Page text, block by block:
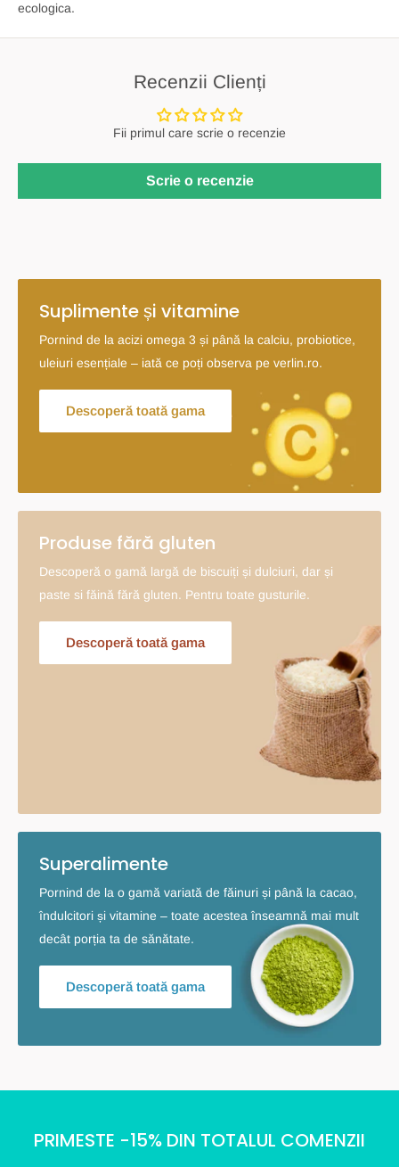
ecologica.
Recenzii Clienți
Fii primul care scrie o recenzie
Scrie o recenzie
Suplimente și vitamine
Pornind de la acizi omega 3 și până la calciu, probiotice,
uleiuri esențiale – iată ce poți observa pe verlin.ro.
Descoperă toată gama
Produse fără gluten
Descoperă o gamă largă de biscuiți și dulciuri, dar și
paste si făină fără gluten. Pentru toate gusturile.
Descoperă toată gama
Superalimente
Pornind de la o gamă variată de făinuri și până la cacao,
îndulcitori și vitamine – toate acestea înseamnă mai mult
decât porția ta de sănătate.
Descoperă toată gama
PRIMESTE -15% DIN TOTALUL COMENZII